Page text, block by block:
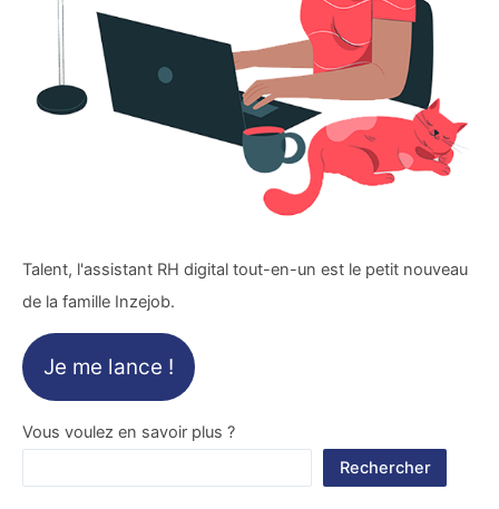
Talent, l'assistant RH digital tout-en-un est le petit nouveau
de la famille Inzejob.
Je me lance !
Vous voulez en savoir plus ?
Rechercher